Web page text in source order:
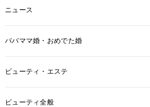
ニュース
パパママ婚・おめでた婚
ビューティ・エステ
ビューティ全般